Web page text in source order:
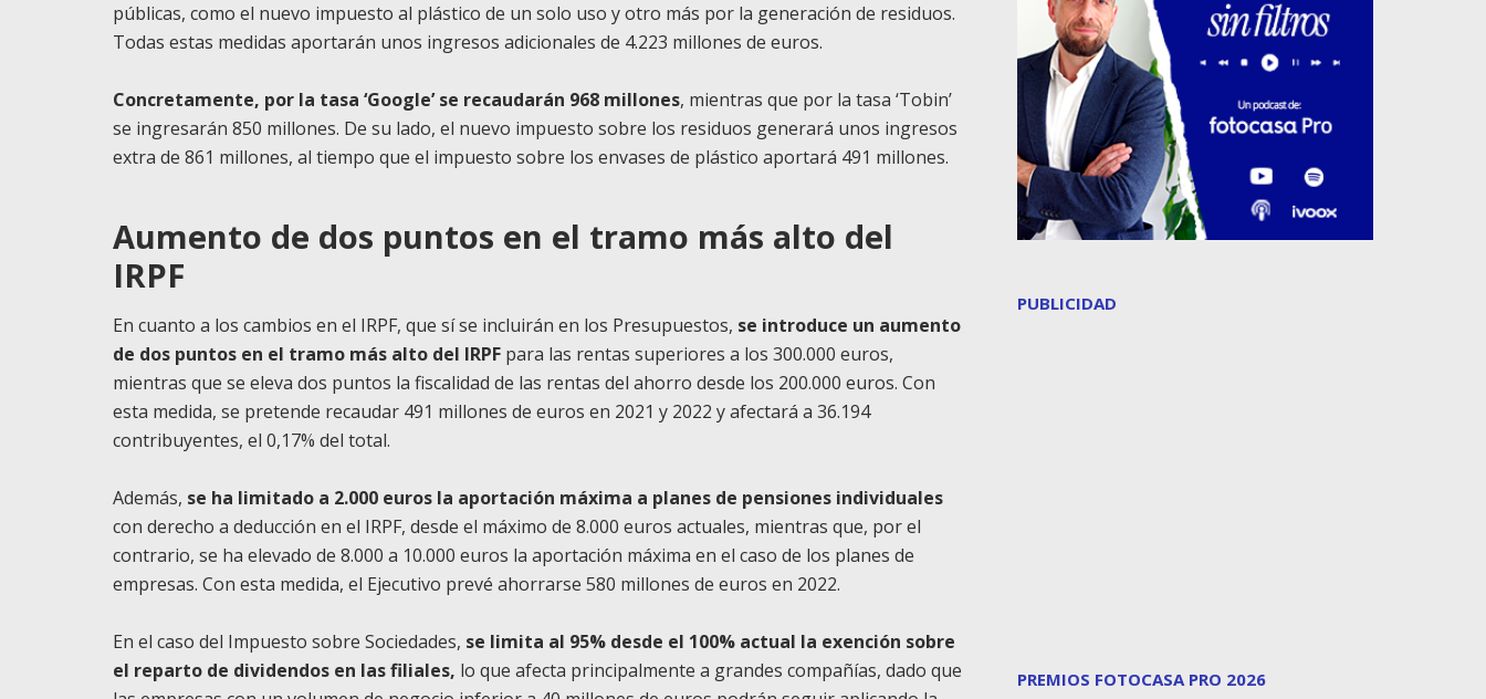
públicas, como el nuevo impuesto al plástico de un solo uso y otro más por la generación de residuos.
Todas estas medidas aportarán unos ingresos adicionales de 4.223 millones de euros.
Concretamente, por la tasa ‘Google’ se recaudarán 968 millones, mientras que por la tasa ‘Tobin’
se ingresarán 850 millones. De su lado, el nuevo impuesto sobre los residuos generará unos ingresos
extra de 861 millones, al tiempo que el impuesto sobre los envases de plástico aportará 491 millones.
Aumento de dos puntos en el tramo más alto del
IRPF
En cuanto a los cambios en el IRPF, que sí se incluirán en los Presupuestos, se introduce un aumento
de dos puntos en el tramo más alto del IRPF para las rentas superiores a los 300.000 euros,
mientras que se eleva dos puntos la fiscalidad de las rentas del ahorro desde los 200.000 euros. Con
esta medida, se pretende recaudar 491 millones de euros en 2021 y 2022 y afectará a 36.194
contribuyentes, el 0,17% del total.
Además, se ha limitado a 2.000 euros la aportación máxima a planes de pensiones individuales
con derecho a deducción en el IRPF, desde el máximo de 8.000 euros actuales, mientras que, por el
contrario, se ha elevado de 8.000 a 10.000 euros la aportación máxima en el caso de los planes de
empresas. Con esta medida, el Ejecutivo prevé ahorrarse 580 millones de euros en 2022.
En el caso del Impuesto sobre Sociedades, se limita al 95% desde el 100% actual la exención sobre
el reparto de dividendos en las filiales, lo que afecta principalmente a grandes compañías, dado que
PUBLICIDAD
PREMIOS FOTOCASA PRO 2026